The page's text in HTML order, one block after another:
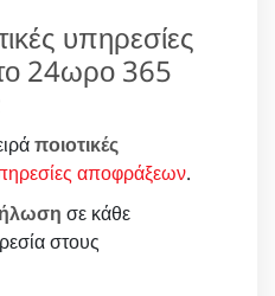
υπηρεσίες
24ωρο 365
ποιοτικές
αποφράξεων.
σε κάθε
στους